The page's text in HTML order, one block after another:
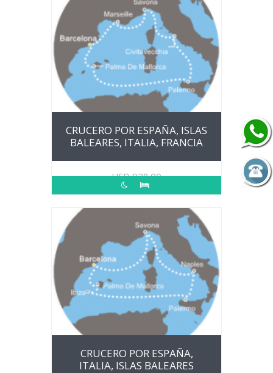
CRUCERO POR ESPAÑA, ISLAS
BALEARES, ITALIA, FRANCIA
USD928.00
CRUCERO POR ESPAÑA,
ITALIA, ISLAS BALEARES